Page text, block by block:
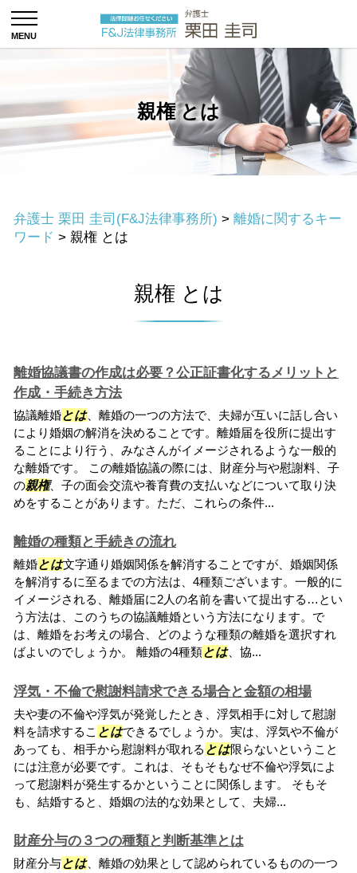
親権 とは
弁護士 栗田 圭司(F&J法律事務所) > 離婚に関するキー
ワード > 親権 とは
親権 とは
離婚協議書の作成は必要？公正証書化するメリットと
作成・手続き方法
協議離婚とは、離婚の一つの方法で、夫婦が互いに話し合い
により婚姻の解消を決めることです。離婚届を役所に提出す
ることにより行う、みなさんがイメージされるような一般的
な離婚です。 この離婚協議の際には、財産分与や慰謝料、子
の親権、子の面会交流や養育費の支払いなどについて取り決
めをすることがあります。ただ、これらの条件...
離婚の種類と手続きの流れ
離婚とは文字通り婚姻関係を解消することですが、婚姻関係
を解消するに至るまでの方法は、4種類ございます。一般的に
イメージされる、離婚届に2人の名前を書いて提出する…とい
う方法は、このうちの協議離婚という方法になります。で
は、離婚をお考えの場合、どのような種類の離婚を選択すれ
ばよいのでしょうか。 離婚の4種類とは、協...
浮気・不倫で慰謝料請求できる場合と金額の相場
夫や妻の不倫や浮気が発覚したとき、浮気相手に対して慰謝
料を請求するこ とはできるでしょうか。実は、浮気や不倫が
あっても、相手から慰謝料が取れる とは限らないということ
には注意が必要です。これは、そもそもなぜ不倫や浮気によ
って慰謝料が発生するかということに関係します。 そもそ
も、結婚すると、婚姻の法的な効果として、夫婦...
財産分与の３つの種類と判断基準とは
財産分与とは、離婚の効果として認められているものの一つ